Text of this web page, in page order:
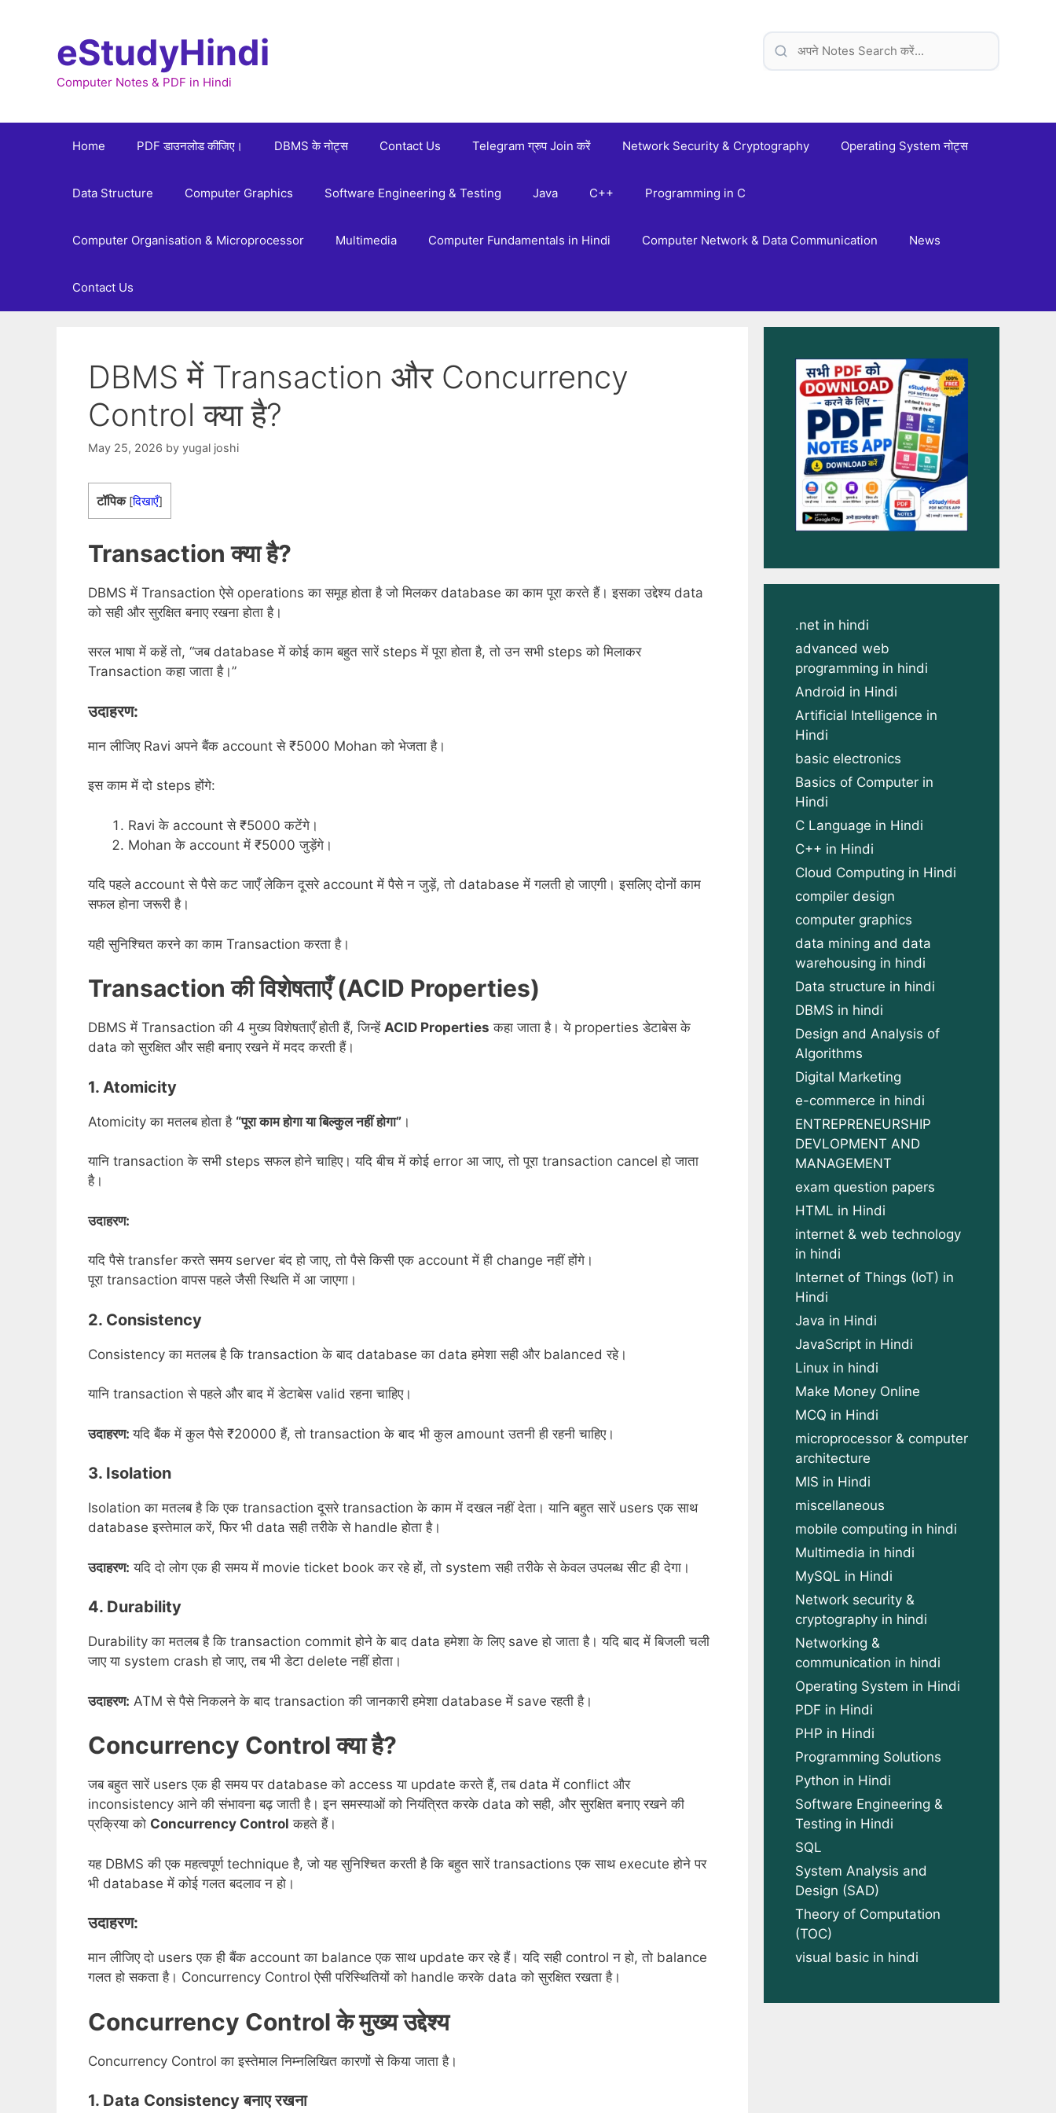
eStudyHindi
Computer Notes & PDF in Hindi
Home PDF डाउनलोड कीजिए। DBMS के नोट्स Contact Us Telegram ग्रुप Join करें Network Security & Cryptography Operating System नोट्स
Data Structure Computer Graphics Software Engineering & Testing Java C++ Programming in C
Computer Organisation & Microprocessor Multimedia Computer Fundamentals in Hindi Computer Network & Data Communication News
Contact Us
DBMS में Transaction और Concurrency
Control क्या है?
May 25, 2026 by yugal joshi
टॉपिक [दिखाएँ]
Transaction क्या है?
DBMS में Transaction ऐसे operations का समूह होता है जो मिलकर database का काम पूरा करते हैं। इसका उद्देश्य data
को सही और सुरक्षित बनाए रखना होता है।
सरल भाषा में कहें तो, “जब database में कोई काम बहुत सारें steps में पूरा होता है, तो उन सभी steps को मिलाकर
Transaction कहा जाता है।”
उदाहरण:
मान लीजिए Ravi अपने बैंक account से ₹5000 Mohan को भेजता है।
इस काम में दो steps होंगे:
Ravi के account से ₹5000 कटेंगे।
Mohan के account में ₹5000 जुड़ेंगे।
यदि पहले account से पैसे कट जाएँ लेकिन दूसरे account में पैसे न जुड़ें, तो database में गलती हो जाएगी। इसलिए दोनों काम
सफल होना जरूरी है।
यही सुनिश्चित करने का काम Transaction करता है।
Transaction की विशेषताएँ (ACID Properties)
DBMS में Transaction की 4 मुख्य विशेषताएँ होती हैं, जिन्हें ACID Properties कहा जाता है। ये properties डेटाबेस के
data को सुरक्षित और सही बनाए रखने में मदद करती हैं।
1. Atomicity
Atomicity का मतलब होता है “पूरा काम होगा या बिल्कुल नहीं होगा” ।
यानि transaction के सभी steps सफल होने चाहिए। यदि बीच में कोई error आ जाए, तो पूरा transaction cancel हो जाता
है।
उदाहरण:
यदि पैसे transfer करते समय server बंद हो जाए, तो पैसे किसी एक account में ही change नहीं होंगे।
पूरा transaction वापस पहले जैसी स्थिति में आ जाएगा।
2. Consistency
Consistency का मतलब है कि transaction के बाद database का data हमेशा सही और balanced रहे।
यानि transaction से पहले और बाद में डेटाबेस valid रहना चाहिए।
उदाहरण:यदि बैंक में कुल पैसे ₹20000 हैं, तो transaction के बाद भी कुल amount उतनी ही रहनी चाहिए।
3. Isolation
Isolation का मतलब है कि एक transaction दूसरे transaction के काम में दखल नहीं देता। यानि बहुत सारें users एक साथ
database इस्तेमाल करें, फिर भी data सही तरीके से handle होता है।
उदाहरण: यदि दो लोग एक ही समय में movie ticket book कर रहे हों, तो system सही तरीके से केवल उपलब्ध सीट ही देगा।
4. Durability
Durability का मतलब है कि transaction commit होने के बाद data हमेशा के लिए save हो जाता है। यदि बाद में बिजली चली
जाए या system crash हो जाए, तब भी डेटा delete नहीं होता।
उदाहरण: ATM से पैसे निकलने के बाद transaction की जानकारी हमेशा database में save रहती है।
Concurrency Control क्या है?
जब बहुत सारें users एक ही समय पर database को access या update करते हैं, तब data में conflict और
inconsistency आने की संभावना बढ़ जाती है। इन समस्याओं को नियंत्रित करके data को सही, और सुरक्षित बनाए रखने की
प्रक्रिया को Concurrency Control कहते हैं।
यह DBMS की एक महत्वपूर्ण technique है, जो यह सुनिश्चित करती है कि बहुत सारें transactions एक साथ execute होने पर
भी database में कोई गलत बदलाव न हो।
उदाहरण:
मान लीजिए दो users एक ही बैंक account का balance एक साथ update कर रहे हैं। यदि सही control न हो, तो balance
गलत हो सकता है। Concurrency Control ऐसी परिस्थितियों को handle करके data को सुरक्षित रखता है।
Concurrency Control के मुख्य उद्देश्य
Concurrency Control का इस्तेमाल निम्नलिखित कारणों से किया जाता है।
1. Data Consistency बनाए रखना
.net in hindi
advanced web
programming in hindi
Android in Hindi
Artificial Intelligence in
Hindi
basic electronics
Basics of Computer in
Hindi
C Language in Hindi
C++ in Hindi
Cloud Computing in Hindi
compiler design
computer graphics
data mining and data
warehousing in hindi
Data structure in hindi
DBMS in hindi
Design and Analysis of
Algorithms
Digital Marketing
e-commerce in hindi
ENTREPRENEURSHIP
DEVLOPMENT AND
MANAGEMENT
exam question papers
HTML in Hindi
internet & web technology
in hindi
Internet of Things (IoT) in
Hindi
Java in Hindi
JavaScript in Hindi
Linux in hindi
Make Money Online
MCQ in Hindi
microprocessor & computer
architecture
MIS in Hindi
miscellaneous
mobile computing in hindi
Multimedia in hindi
MySQL in Hindi
Network security &
cryptography in hindi
Networking &
communication in hindi
Operating System in Hindi
PDF in Hindi
PHP in Hindi
Programming Solutions
Python in Hindi
Software Engineering &
Testing in Hindi
SQL
System Analysis and
Design (SAD)
Theory of Computation
(TOC)
visual basic in hindi